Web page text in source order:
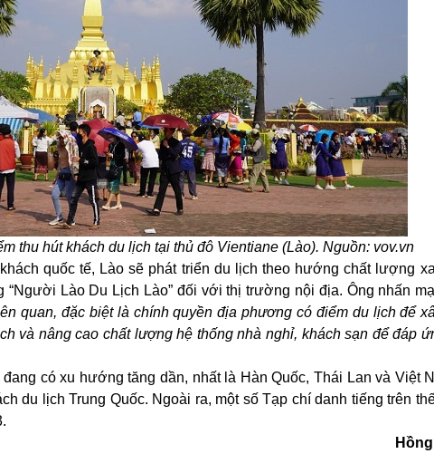
thu hút khách du lịch tại thủ đô Vientiane (Lào). Nguồn: vov.vn
quốc tế, Lào sẽ phát triển du lịch theo hướng chất lượng
“Người Lào Du Lịch Lào” đối với thị trường nội địa. Ông nhấn
quan, đặc biệt là chính quyền địa phương có điểm du lịch để
và nâng cao chất lượng hệ thống nhà nghỉ, khách sạn để đáp
có xu hướng tăng dần, nhất là Hàn Quốc, Thái Lan và Việt
du lịchTrung Quốc. Ngoài ra, một số Tạp chí danh tiếng trên